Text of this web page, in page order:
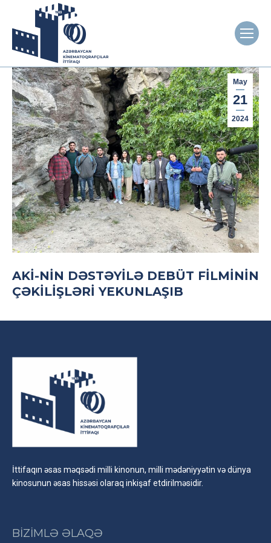
May
21
2024
AKİ-NIN DƏSTƏYILƏ DEBÜT FILMININ
ÇƏKILIŞLƏRI YEKUNLAŞIB
İttifaqın əsas məqsədi milli kinonun, milli mədəniyyətin və dünya
kinosunun əsas hissəsi olaraq inkişaf etdirilməsidir.
BİZİMLƏ ƏLAQƏ